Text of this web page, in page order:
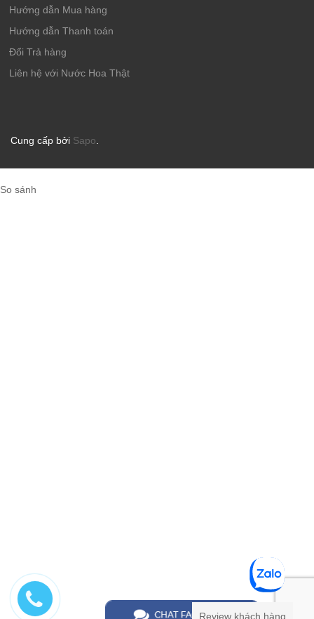
Hướng dẫn Mua hàng
Hướng dẫn Thanh toán
Đổi Trả hàng
Liên hệ với Nước Hoa Thật
Cung cấp bởi Sapo.
So sánh
Review khách hàng